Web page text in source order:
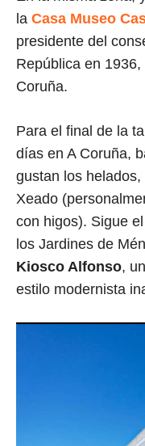
la Casa Museo
presidente del
República en
Coruña.
Para el final de la
días en A Coruña,
gustan los
Xeado
con higos). Sigue
los Jardines de
Kiosco Alfonso,
estilo modernista